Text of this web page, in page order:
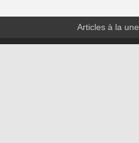
Articles à la une